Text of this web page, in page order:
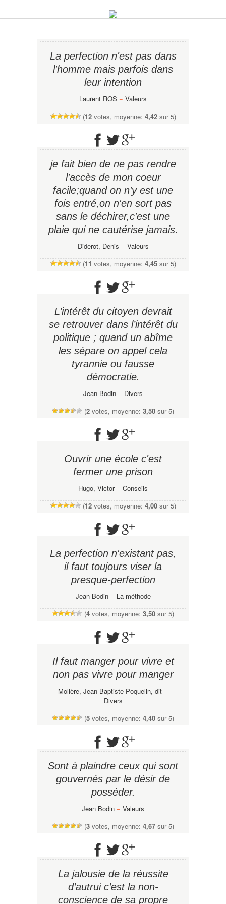
La perfection n'est pas dans
l'homme mais parfois dans
leur intention
Laurent ROS − Valeurs
(12votes, moyenne: 4,42sur 5)
je fait bien de ne pas rendre
l'accès de mon coeur
facile;quand on n'y est une
fois entré,on n'en sort pas
sans le déchirer,c'est une
plaie qui ne cautérise jamais.
Diderot, Denis − Valeurs
(11 votes, moyenne: 4,45sur 5)
L’intérêt du citoyen devrait
se retrouver dans l’intérêt du
politique ; quand un abîme
les sépare on appel cela
tyrannie ou fausse
démocratie.
Jean Bodin − Divers
(2 votes, moyenne: 3,50 sur 5)
Ouvrir une école c'est
fermer une prison
Hugo, Victor− Conseils
(12votes, moyenne: 4,00sur 5)
La perfection n'existant pas,
il faut toujours viser la
presque-perfection
Jean Bodin− La méthode
(4 votes, moyenne: 3,50 sur 5)
Il faut manger pour vivre et
non pas vivre pour manger
Molière, Jean-Baptiste Poquelin, dit −
Divers
(5 votes, moyenne: 4,40 sur 5)
Sont à plaindre ceux qui sont
gouvernés par le désir de
posséder.
Jean Bodin − Valeurs
(3 votes, moyenne: 4,67 sur 5)
La jalousie de la réussite
d’autrui c’est la non-
conscience de sa propre